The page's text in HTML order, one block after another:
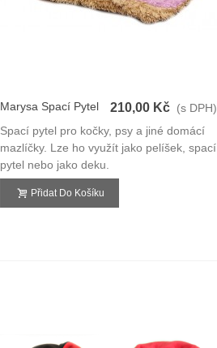
Marysa Spací Pytel
210,00 Kč (s DPH)
Spací pytel pro kočky, psy a jiné domácí
mazlíčky. Lze ho využít jako pelíšek, spací
pytel nebo jako deku.
Přidat Do Košíku